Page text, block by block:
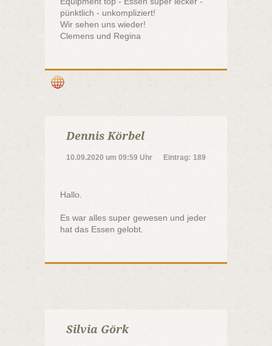
pünktlich - unkompliziert!
Wir sehen uns wieder!
Clemens und Regina
Dennis Körbel
10.09.2020 um 09:59 Uhr Eintrag: 189
Hallo.
Es war alles super gewesen und jeder
hat das Essen gelobt.
Silvia Görk